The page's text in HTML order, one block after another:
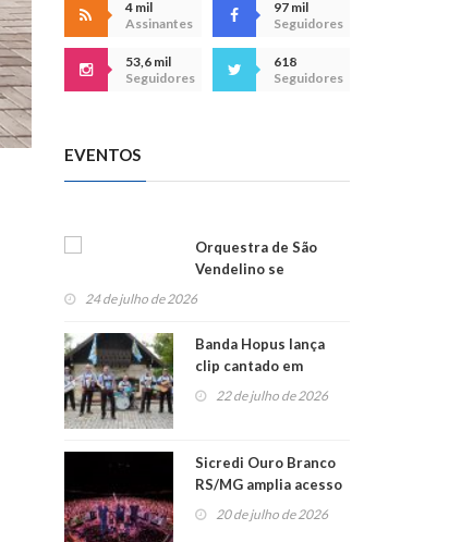
4 mil
Assinantes
97 mil
Seguidores
53,6 mil
Seguidores
618
Seguidores
EVENTOS
Orquestra de São
Vendelino se
apresenta na
24 de julho de 2026
Banda Hopus lança
clip cantado em
alemão e inglês
22 de julho de 2026
Sicredi Ouro Branco
RS/MG amplia acesso
ao show dos 45 anos
para mais associados
20 de julho de 2026